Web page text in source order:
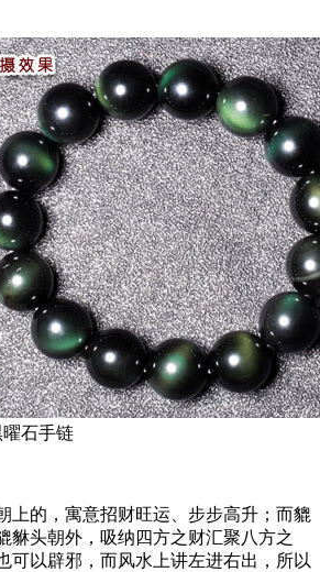
石手链
上的，寓意招财旺运、步步高升；而貔
貅头朝外，吸纳四方之财汇聚八方之
可以辟邪，而风水上讲左进右出，所以